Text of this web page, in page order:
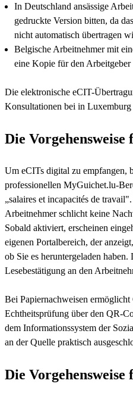
In Deutschland ansässige
gedruckte Version bitten, da
nicht automatisch übertragen
Belgische Arbeitnehmer mit
eine Kopie für den Arbeitgeber
Die elektronische eCIT-
Konsultationen bei in
Die
Um eCITs digital zu empfangen,
professionellen MyGuichet.lu-
„salaires et incapacités de
Arbeitnehmer schlicht keine
Sobald aktiviert, erscheinen
eigenen Portalbereich, der
ob Sie es heruntergeladen
Lesebestätigung an den
Bei Papiernachweisen
Echtheitsprüfung über den QR-
dem Informationssystem der
an der Quelle praktisch
Die